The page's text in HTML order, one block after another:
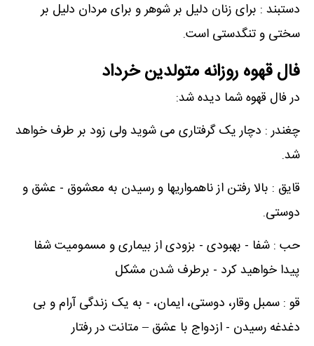
دستبند : برای زنان دلیل بر شوهر و برای مردان دلیل بر
سختی و تنگدستی است.
فال قهوه روزانه متولدین خرداد
در فال قهوه شما دیده شد:
چغندر : دچار یک گرفتاری می شوید ولی زود بر طرف خواهد
شد.
قایق : بالا رفتن از ناهمواریها و رسیدن به معشوق - عشق و
دوستی.
حب : شفا - بهبودی - بزودی از بیماری و مسمومیت شفا
پیدا خواهید کرد - برطرف شدن مشکل
قو : سمبل وقار، دوستی، ایمان، - به یک زندگی آرام و بی
دغدغه رسیدن - ازدواج با عشق – متانت در رفتار